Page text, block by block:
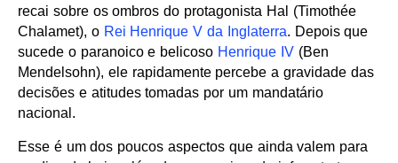
recai sobre os ombros do protagonista Hal (Timothée
Chalamet), o Rei Henrique V da Inglaterra. Depois que
sucede o paranoico e belicoso Henrique IV(Ben
Mendelsohn), ele rapidamente percebe a gravidade das
decisões e atitudes tomadas por um mandatário
nacional.
Esse é um dos poucos aspectos que ainda valem para